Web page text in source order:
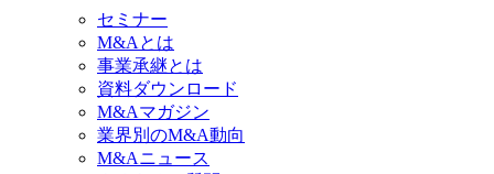
セミナー
M&Aとは
事業承継とは
資料ダウンロード
M&Aマガジン
業界別のM&A動向
M&Aニュース